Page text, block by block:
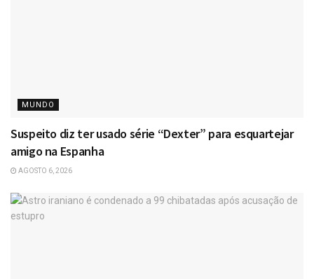
MUNDO
Suspeito diz ter usado série “Dexter” para esquartejar
amigo na Espanha
AGOSTO 6, 2026